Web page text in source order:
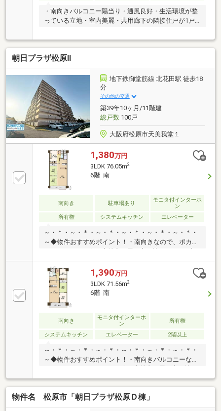
・南向きバルコニー陽当り・通風良好・生活環境が整
っている立地・室内美麗・共用廊下の隣接住戸が1戸
大阪メトロ御堂筋線『北花田』駅徒歩約17分・天王寺
駅まで5駅12分・なんば駅まで8駅19分・梅田駅まで2
駅28分・近鉄南大阪線『布忍』駅徒歩約16分・スーパ
ー万代 天美我堂店まで約450ｍ・大泉緑地まで約800
ｍ・イオンモール堺北花田まで約1700ｍ・セブンパー
ク天美まで約2900ｍ・ららぽーと堺まで約6000ｍ・ス
ギドラッグ松原北新町店まで約800ｍ・阪南中央病院
まで約1100ｍ
朝日プラザ松原Ⅱ
地下鉄御堂筋線 北花田駅 徒歩18
分
その他の交通
築39年10ヶ月/11階建
総戸数100戸
大阪府松原市天美我堂１
1,380万円
3LDK 76.05m2
6階 南
南向き 駐車場あり
モニタ付インターホ
ン
所有権
システムキッチン エレベーター
～・＊・～・＊・～・＊・～・＊・～・＊・～・＊・
～◆物件おすすめポイント！・南向きなので、ポカポ
型複合施設「イオンモール堺北花田」まで徒歩24分、
車で8分！休日にお手軽にショッピングが楽しめます
♪・リビングはアウトポール工法を採用しているので
デッドスペースが生まれにくく、家具家電のレイアウ
ト配置もらくらくです♪◆お問い合わせをお待ちして
おります♪ハウスフリーダムは【東証スタンダード上
場企業】です。不動産購入や住宅ローンについては、
ハウスフリーダムにお任せ下さい。（ご来店の際は、
店舗前に大型駐車場を完備しております！）
1,390万円
3LDK 71.56m2
6階 南
南向き
モニタ付インターホ
ン
所有権
システムキッチン エレベーター 2階以上
～・＊・～・＊・～・＊・～・＊・～・＊・～・＊・
～◆物件おすすめポイント！・南向きバルコニーなの
ます♪・大型複合施設「セブンパーク天美」まで車で8
分！休日にお手軽にショッピングが楽しめちゃいます
♪・◆リフォーム箇所(平成３０年) ・キッチン ・水
廻り ・床 ・壁 ・和室を洋室に変更 ・扉新調
物件名 松原市「朝日プラザ松原Ｄ棟」